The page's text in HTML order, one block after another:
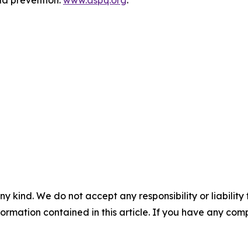
kind. We do not accept any responsibility or
contained in this article. If you have any